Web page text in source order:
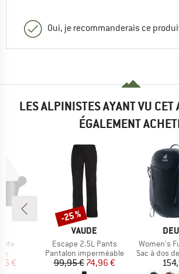
Oui, je recommanderais ce
LES ALPINISTES AYANT VU CET
ÉGALEMENT
réduit
€
MARQUE
VAUDE
Article
Escape 2.5L Pants
Product group
Pantalon imperméable
Prix
99,95 €Prix réduit
74,96 €
Remise
-25 %
Article
Women's
Product
Sac à dos